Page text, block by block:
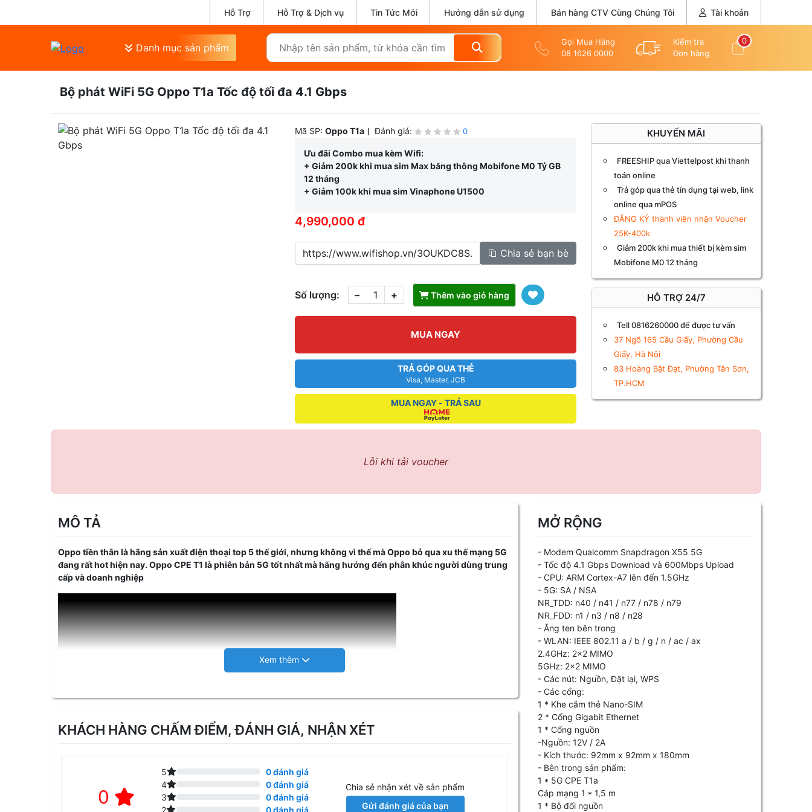
Hỗ Trợ Hỗ Trợ & Dịch vụ Tin Tức Mới Hướng dẫn sử dụng Bán hàng CTV Cùng Chúng Tôi Tài khoản
Danh mục sản phẩm
Gọi Mua Hàng
08 1626 0000
Kiểm tra
Đơn hàng
0
Bộ phát WiFi 5G Oppo T1a Tốc độ tối đa 4.1 Gbps
Mã SP: Oppo T1a Đánh giá: 0
Ưu đãi Combo mua kèm Wifi:
+ Giảm 200k khi mua sim Max băng thông Mobifone M0 Tỷ GB
12 tháng
+ Giảm 100k khi mua sim Vinaphone U1500
4,990,000 đ
Chia sẻ bạn bè
Số lượng: – + Thêm vào giỏ hàng
MUA NGAY
TRẢ GÓP QUA THẺ
Visa, Master, JCB
MUA NGAY - TRẢ SAU
KHUYẾN MÃI
FREESHIP qua Viettelpost khi thanh
toán online
Trả góp qua thẻ tín dụng tại web, link
online qua mPOS
ĐĂNG KÝ thành viên nhận Voucher
25K-400k
Giảm 200k khi mua thiết bị kèm sim
Mobifone M0 12 tháng
HỖ TRỢ 24/7
Tell 0816260000 để được tư vấn
37 Ngõ 165 Cầu Giấy, Phường Cầu
Giấy, Hà Nội
83 Hoàng Bật Đạt, Phường Tân Sơn,
TP.HCM
Lỗi khi tải voucher
MÔ TẢ
Oppo tiền thân là hãng sản xuất điện thoại top 5 thế giới, nhưng không vì thế mà Oppo bỏ qua xu thế mạng 5G
đang rất hot hiện nay. Oppo CPE T1 là phiên bản 5G tốt nhất mà hãng hướng đến phân khúc người dùng trung
cấp và doanh nghiệp
Video Review bộ phát wifi 5G OPPO T1a
KHÁCH HÀNG CHẤM ĐIỂM, ĐÁNH GIÁ, NHẬN XÉT
0
5
0 đánh giá
4
0 đánh giá
3
0 đánh giá
2
0 đánh giá
Chia sẻ nhận xét về sản phẩm
Gửi đánh giá của bạn
MỞ RỘNG
- Modem Qualcomm Snapdragon X55 5G
- Tốc độ 4.1 Gbps Download và 600Mbps Upload
- CPU: ARM Cortex-A7 lên đến 1.5GHz
- 5G: SA / NSA
NR_TDD: n40 / n41 / n77 / n78 / n79
NR_FDD: n1 / n3 / n8 / n28
- Ăng ten bên trong
- WLAN: IEEE 802.11 a / b / g / n / ac / ax
2.4GHz: 2x2 MIMO
5GHz: 2x2 MIMO
- Các nút: Nguồn, Đặt lại, WPS
- Các cổng:
1 * Khe cắm thẻ Nano-SIM
2 * Cổng Gigabit Ethernet
1 * Cổng nguồn
-Nguồn: 12V / 2A
- Kích thước: 92mm x 92mm x 180mm
- Bên trong sản phẩm:
1 * 5G CPE T1a
Cáp mạng 1 * 1,5 m
1 * Bộ đổi nguồn